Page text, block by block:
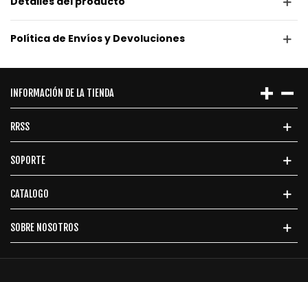
Política de Envíos y Devoluciones
INFORMACIÓN DE LA TIENDA
RRSS
SOPORTE
CATALOGO
SOBRE NOSOTROS